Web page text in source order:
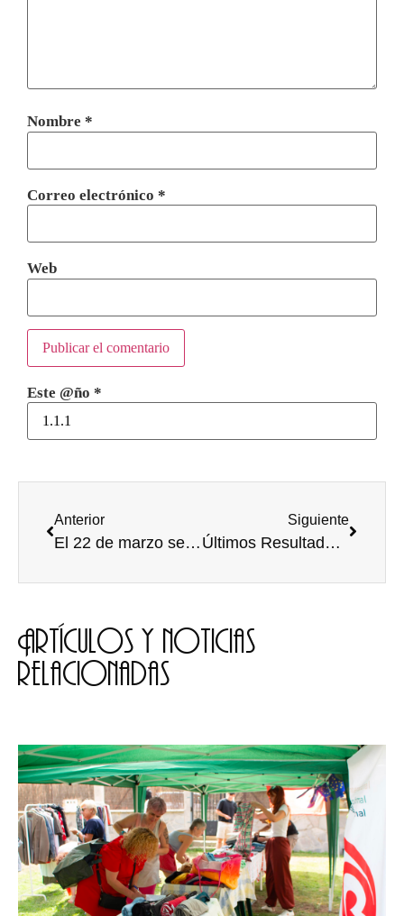
Nombre *
Correo electrónico *
Web
Este @ño *
Anterior
El 22 de marzo se elegirá el Defensor Universitario
Siguiente
Últimos Resultados Equipos Federados Universidad de Burgos
Artículos y noticias
relacionadas